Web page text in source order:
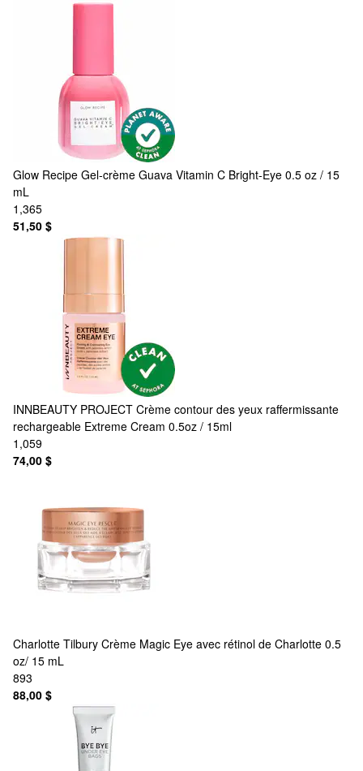
Glow Recipe Gel-crème Guava Vitamin C Bright-Eye 0.5 oz / 15
mL
1,365
51,50 $
INNBEAUTY PROJECT Crème contour des yeux raffermissante
rechargeable Extreme Cream 0.5oz / 15ml
1,059
74,00 $
Charlotte Tilbury Crème Magic Eye avec rétinol de Charlotte 0.5
oz/ 15 mL
893
88,00 $